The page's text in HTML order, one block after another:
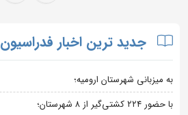
جدید ترین اخبار فدراسیون
به میزبانی شهرستان ارومیه؛
با حضور ۲۲۴ کشتی‌گیر از ۸ شهرستان؛